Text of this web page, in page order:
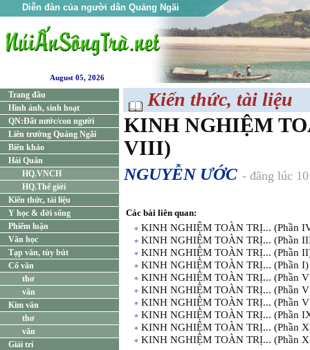
Diễn đàn của người dân Quảng Ngãi
August 05, 2026
Trang đầu
Hình ảnh, sinh hoạt
QN:Đất nước/con người
Liên trường Quảng Ngãi
Biên khảo
Hải Quân
HQ.VNCH
HQ.Thế giới
Kiến thức, tài liệu
Y học & đời sống
Phiếm luận
Văn học
Tạp văn, tùy bút
Cổ văn
thơ
văn
Kim văn
thơ
văn
Giải trí
Kiến thức, tài liệu
KINH NGHIỆM
VIII)
NGUYỄN ƯỚC - đăng lúc
Các bài liên quan:
KINH NGHIỆM TOÀN TRỊ... (Phần
KINH NGHIỆM TOÀN TRỊ... (Phần
KINH NGHIỆM TOÀN TRỊ... (Phần
KINH NGHIỆM TOÀN TRỊ... (Phần I)
KINH NGHIỆM TOÀN TRỊ... (Phần
KINH NGHIỆM TOÀN TRỊ... (Phần
KINH NGHIỆM TOÀN TRỊ... (Phần
KINH NGHIỆM TOÀN TRỊ... (Phần
KINH NGHIỆM TOÀN TRỊ... (Phần
KINH NGHIỆM TOÀN TRỊ... (Phần